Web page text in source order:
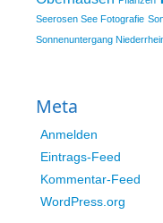
Seerosen See Fotografie
Sonnenuntergang
Meta
Anmelden
Eintrags-Feed
Kommentar-Feed
WordPress.org